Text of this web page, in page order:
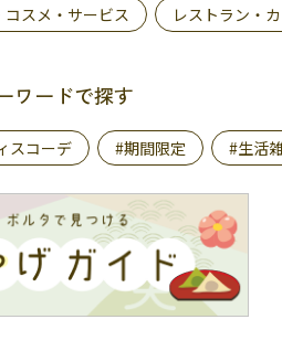
コスメ・サービス レストラン・
ワードで探す
スコーデ #期間限定 #生活